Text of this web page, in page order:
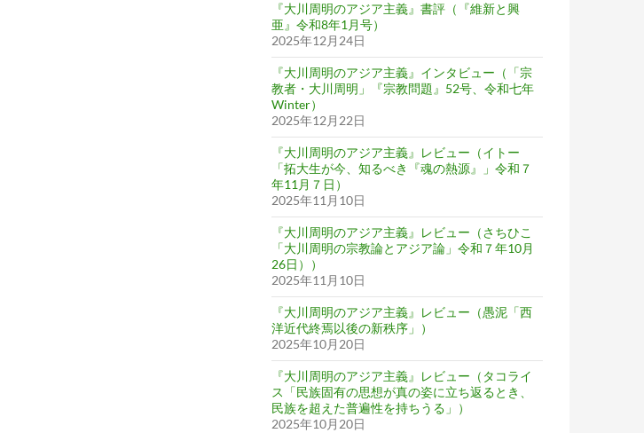
『大川周明のアジア主義』書評（『維新と興
亜』令和8年1月号）
2025年12月24日
『大川周明のアジア主義』インタビュー（「宗
教者・大川周明」『宗教問題』52号、令和七年
Winter）
2025年12月22日
『大川周明のアジア主義』レビュー（イトー
「拓大生が今、知るべき『魂の熱源』」令和７
年11月７日）
2025年11月10日
『大川周明のアジア主義』レビュー（さちひこ
「大川周明の宗教論とアジア論」令和７年10月
26日））
2025年11月10日
『大川周明のアジア主義』レビュー（愚泥「西
洋近代終焉以後の新秩序」）
2025年10月20日
『大川周明のアジア主義』レビュー（タコライ
ス「民族固有の思想が真の姿に立ち返るとき、
民族を超えた普遍性を持ちうる」）
2025年10月20日